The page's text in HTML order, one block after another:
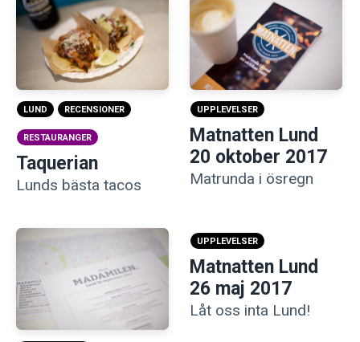
LUND RECENSIONER
RESTAURANGER
Taquerian
Lunds bästa tacos
UPPLEVELSER
Matnatten Lund
20 oktober 2017
Matrunda i ösregn
UPPLEVELSER
Matnatten Lund
26 maj 2017
Låt oss inta Lund!